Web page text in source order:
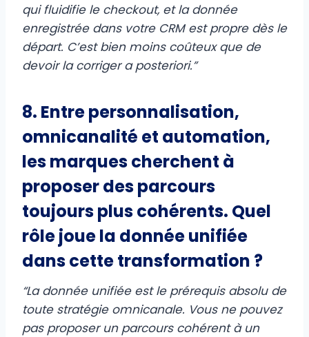
qui fluidifie le checkout, et la donnée
enregistrée dans votre CRM est propre dès le
départ. C’est bien moins coûteux que de
devoir la corriger a posteriori.”
8. Entre personnalisation,
omnicanalité et automation,
les marques cherchent à
proposer des parcours
toujours plus cohérents. Quel
rôle joue la donnée unifiée
dans cette transformation ?
“La donnée unifiée est le prérequis absolu de
toute stratégie omnicanale. Vous ne pouvez
pas proposer un parcours cohérent à un